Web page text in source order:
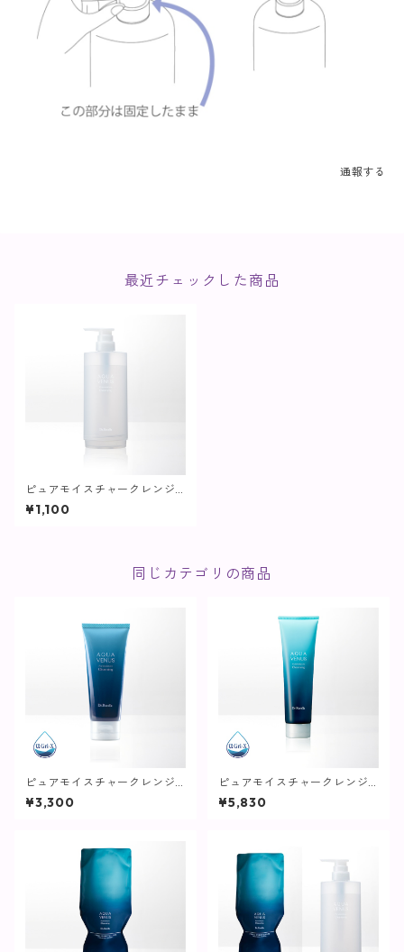
通報する
最近チェックした商品
ピュアモイスチャークレンジ
ング / 500g詰替用専用ボトル
【クレンジング】
¥1,100
同じカテゴリの商品
ピュアモイスチャークレンジ
ング / 75g【クレンジング】
¥3,300
ピュアモイスチャークレンジ
ング / 150g【クレンジング】
¥5,830